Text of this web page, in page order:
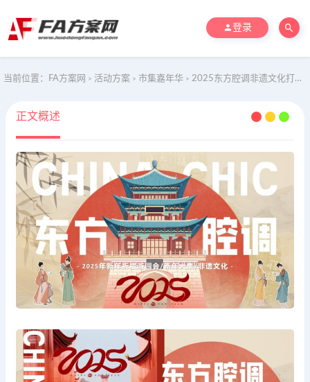
登录
当前位置： FA方案网 > 活动方案 > 市集嘉年华 > 2025东方腔调非遗文化打铁花-市集庙会游园会活动策划方案
正文概述